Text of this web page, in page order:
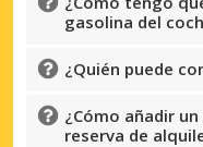
gasolina del
¿Quién puede
¿Cómo añadir
reserva de